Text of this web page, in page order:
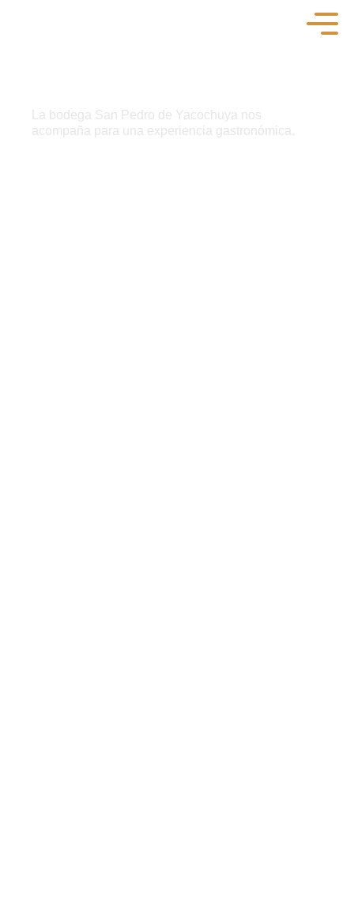
La bodega San Pedro de Yacochuya nos
acompaña para una experiencia gastronómica.